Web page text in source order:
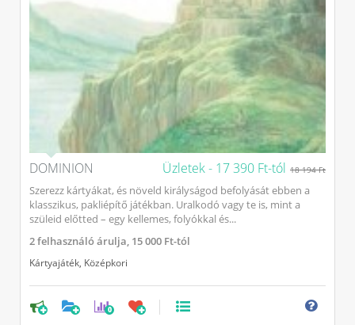
Üzletek - 17 390 Ft-tól 18 194 Ft
DOMINION
Szerezz kártyákat, és növeld királyságod befolyását ebben a
klasszikus, pakliépítő játékban. Uralkodó vagy te is, mint a
szüleid előtted – egy kellemes, folyókkal és...
2felhasználó árulja, 15 000 Ft-tól
Kártyajáték Középkori
0